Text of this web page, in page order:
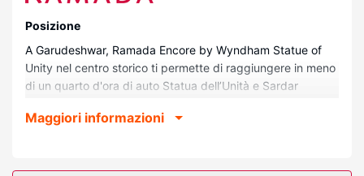
Posizione
A Garudeshwar, Ramada Encore by Wyndham Statue of
Unity nel centro storico ti permette di raggiungere in meno
di un quarto d'ora di auto Statua dell’Unità e Sardar
Garden.
Rilassati in una delle 54 camere con arredamento
Maggiori informazioni